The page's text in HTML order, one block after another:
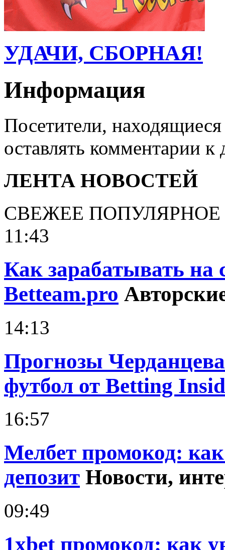
УДАЧИ, СБОРНАЯ!
Информация
Посетители,
оставлять комментарии
ЛЕНТА НОВОСТЕЙ
СВЕЖЕЕ ПОПУЛЯРНОЕ
11:43
Как зарабатывать на
Betteam.pro
14:13
Прогнозы
футбол от Betting
16:57
Мелбет промокод:
депозит Новости,
09:49
1xbet промокод: как